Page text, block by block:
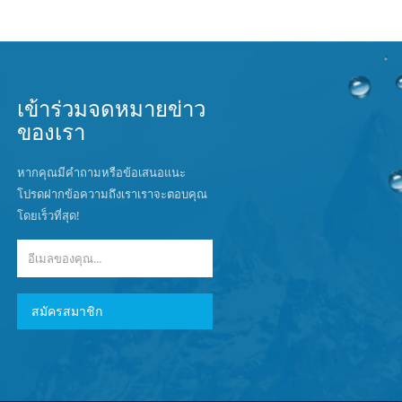
เข้าร่วมจดหมายข่าว
ของเรา
หากคุณมีคำถามหรือข้อเสนอแนะ
โปรดฝากข้อความถึงเราเราจะตอบคุณ
โดยเร็วที่สุด!
สมัครสมาชิก